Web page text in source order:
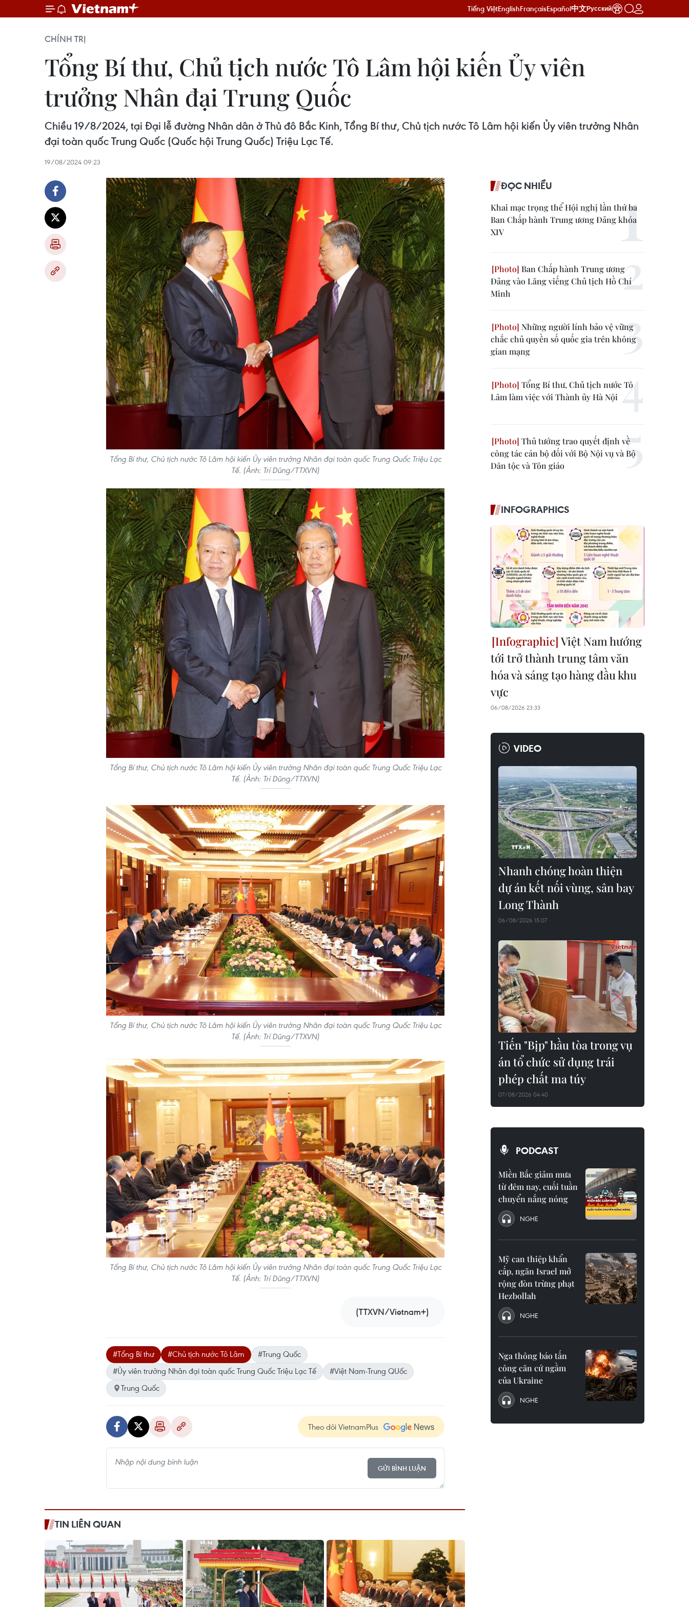
Tiếng ViệtEnglishFrançaisEspañol中文Русский
CHÍNH TRỊ
Tổng Bí thư, Chủ tịch nước Tô Lâm hội kiến Ủy viên
trưởng Nhân đại Trung Quốc
Chiều 19/8/2024, tại Đại lễ đường Nhân dân ở Thủ đô Bắc Kinh, Tổng Bí thư, Chủ tịch nước Tô Lâm hội kiến Ủy viên trưởng Nhân
đại toàn quốc Trung Quốc (Quốc hội Trung Quốc) Triệu Lạc Tế.
19/08/2024 09:23
Tổng Bí thư, Chủ tịch nước Tô Lâm hội kiến Ủy viên trưởng Nhân đại toàn quốc Trung Quốc Triệu Lạc
Tế. (Ảnh: Trí Dũng/TTXVN)
Tổng Bí thư, Chủ tịch nước Tô Lâm hội kiến Ủy viên trưởng Nhân đại toàn quốc Trung Quốc Triệu Lạc
Tế. (Ảnh: Trí Dũng/TTXVN)
Tổng Bí thư, Chủ tịch nước Tô Lâm hội kiến Ủy viên trưởng Nhân đại toàn quốc Trung Quốc Triệu Lạc
Tế. (Ảnh: Trí Dũng/TTXVN)
Tổng Bí thư, Chủ tịch nước Tô Lâm hội kiến Ủy viên trưởng Nhân đại toàn quốc Trung Quốc Triệu Lạc
Tế. (Ảnh: Trí Dũng/TTXVN)
(TTXVN/Vietnam+)
#Tổng Bí thư #Chủ tịch nước Tô Lâm
#Trung Quốc
#Ủy viên trưởng Nhân đại toàn quốc Trung Quốc Triệu Lạc Tế
#Việt Nam-Trung QUốc
Trung Quốc
Theo dõi VietnamPlus
GỬI BÌNH LUẬN
TIN LIÊN QUAN
ĐỌC NHIỀU
Khai mạc trọng thể Hội nghị lần thứ ba
Ban Chấp hành Trung ương Đảng khóa
XIV
Ban Chấp hành Trung ương
Đảng vào Lăng viếng Chủ tịch Hồ Chí
Minh
Những người lính bảo vệ vững
chắc chủ quyền số quốc gia trên không
gian mạng
Tổng Bí thư, Chủ tịch nước Tô
Lâm làm việc với Thành ủy Hà Nội
Thủ tướng trao quyết định về
công tác cán bộ đối với Bộ Nội vụ và Bộ
Dân tộc và Tôn giáo
INFOGRAPHICS
Việt Nam hướng
tới trở thành trung tâm văn
hóa và sáng tạo hàng đầu khu
vực
06/08/2026 23:33
VIDEO
Nhanh chóng hoàn thiện
dự án kết nối vùng, sân bay
Long Thành
06/08/2026 15:07
Tiến "Bịp" hầu tòa trong vụ
án tổ chức sử dụng trái
phép chất ma túy
07/08/2026 04:40
PODCAST
Miền Bắc giảm mưa
từ đêm nay, cuối tuần
chuyển nắng nóng
NGHE
Mỹ can thiệp khẩn
cấp, ngăn Israel mở
rộng đòn trừng phạt
Hezbollah
NGHE
Nga thông báo tấn
công căn cứ ngầm
của Ukraine
NGHE